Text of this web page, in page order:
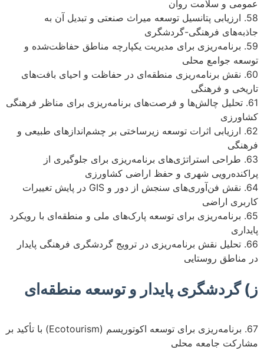
عمومی و سلامت روان
58. ارزیابی پتانسیل توسعه میراث صنعتی و تبدیل آن به
جاذبه‌های فرهنگی-گردشگری
59. برنامه‌ریزی برای مدیریت یکپارچه مناطق حفاظت‌شده و
توسعه جوامع محلی
60. نقش برنامه‌ریزی منطقه‌ای در حفاظت و احیای بافت‌های
تاریخی و فرهنگی
61. تحلیل چالش‌ها و فرصت‌های برنامه‌ریزی برای مناظر فرهنگی
کشاورزی
62. ارزیابی اثرات توسعه زیرساختی بر چشم‌اندازهای طبیعی و
فرهنگی
63. طراحی استراتژی‌های برنامه‌ریزی برای جلوگیری از
پراکنده‌رویی شهری و حفظ اراضی کشاورزی
64. نقش فن‌آوری‌های سنجش از دور و GIS در پایش تغییرات
کاربری اراضی
65. برنامه‌ریزی برای توسعه پارک‌های ملی و منطقه‌ای با رویکرد
پایداری
66. تحلیل نقش برنامه‌ریزی در ترویج گردشگری فرهنگی پایدار
در مناطق روستایی
ز) گردشگری پایدار و توسعه منطقه‌ای
67. برنامه‌ریزی برای توسعه اکوتوریسم (Ecotourism) با تأکید بر
مشارکت جامعه محلی